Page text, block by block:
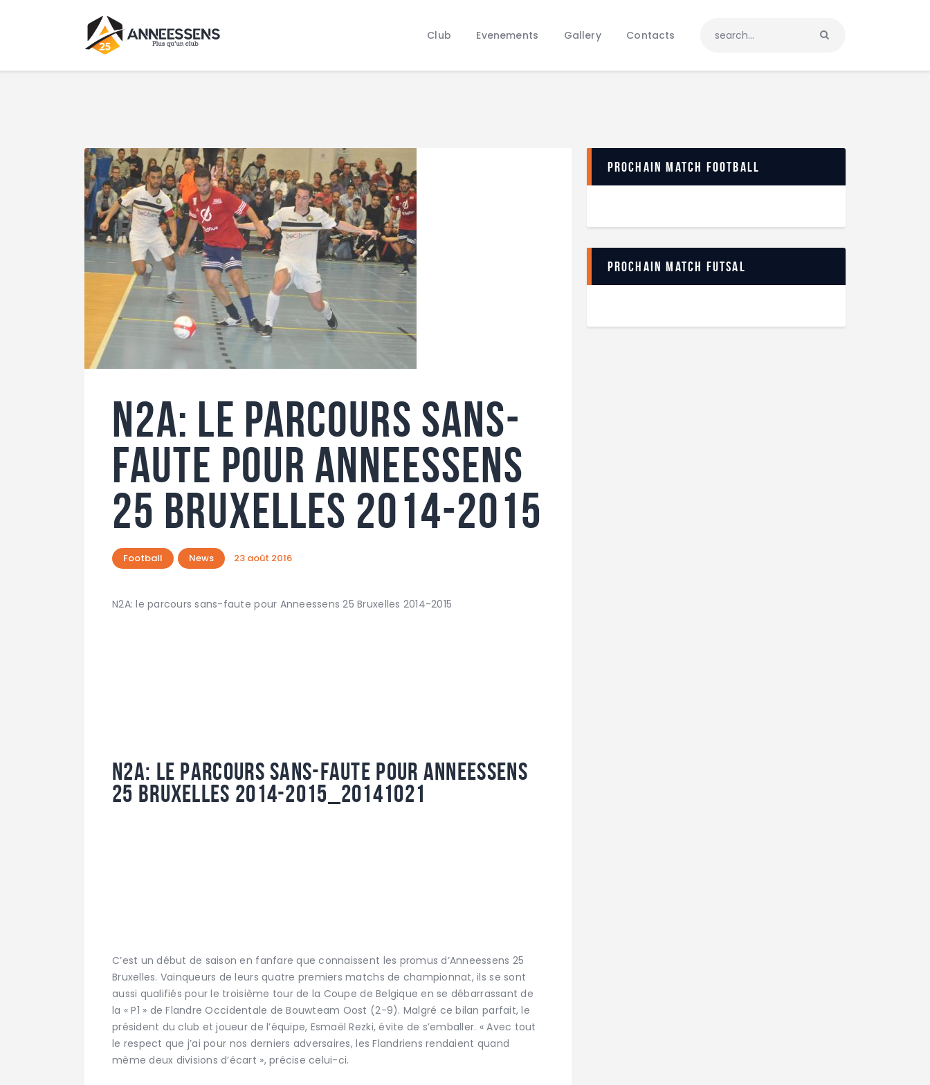
Club Evenements Gallery Contacts
N2A: le parcours sans-
faute pour Anneessens
25 Bruxelles 2014-2015
Football News 23 août 2016
N2A: le parcours sans-faute pour Anneessens 25 Bruxelles 2014-2015
N2A: le parcours sans-faute pour Anneessens
25 Bruxelles 2014-2015_20141021
C’est un début de saison en fanfare que connaissent les promus d’Anneessens 25
Bruxelles. Vainqueurs de leurs quatre premiers matchs de championnat, ils se sont
aussi qualifiés pour le troisième tour de la Coupe de Belgique en se débarrassant de
la « P1 » de Flandre Occidentale de Bouwteam Oost (2-9). Malgré ce bilan parfait, le
président du club et joueur de l’équipe, Esmaël Rezki, évite de s’emballer. « Avec tout
le respect que j’ai pour nos derniers adversaires, les Flandriens rendaient quand
même deux divisions d’écart », précise celui-ci.
Prochain match football
Prochain match futsal